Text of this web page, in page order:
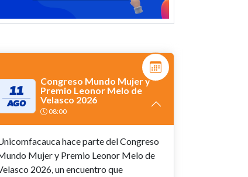
11
AGO
Congreso Mundo Mujer y
Premio Leonor Melo de
Velasco 2026
08:00
hace parte del Congreso
Mujer y Premio Leonor Melo de
2026, un encuentro que